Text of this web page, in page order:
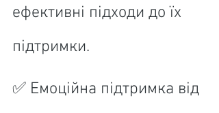
ефективні підходи до їх
підтримки.
✅ Емоційна підтримка від